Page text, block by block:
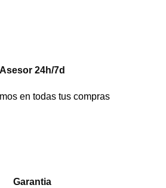
Asesor 24h/7d
en todas tus compras
Garantia